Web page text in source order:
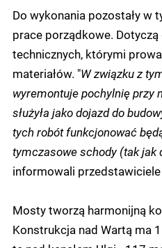
Do wykonania pozostały w
prace porządkowe. Dotyczą
technicznych, którymi
materiałów. "W związku z
wyremontuje pochylnię przy
służyła jako dojazd do
tych robót funkcjonować
tymczasowe schody (tak jak
informowali
Mosty tworzą harmonijną
Konstrukcja nad Wartą ma